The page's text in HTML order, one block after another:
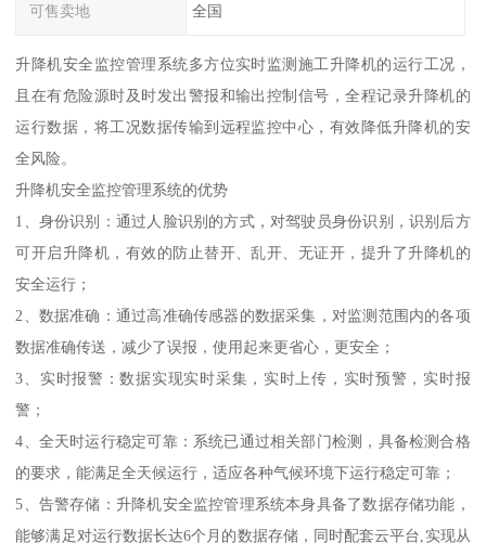
可售卖地 全国
升降机安全监控管理系统多方位实时监测施工升降机的运行工况，
且在有危险源时及时发出警报和输出控制信号，全程记录升降机的
运行数据，将工况数据传输到远程监控中心，有效降低升降机的安
全风险。
升降机安全监控管理系统的优势
1、身份识别：通过人脸识别的方式，对驾驶员身份识别，识别后方
可开启升降机，有效的防止替开、乱开、无证开，提升了升降机的
安全运行；
2、数据准确：通过高准确传感器的数据采集，对监测范围内的各项
数据准确传送，减少了误报，使用起来更省心，更安全；
3、实时报警：数据实现实时采集，实时上传，实时预警，实时报
警；
4、全天时运行稳定可靠：系统已通过相关部门检测，具备检测合格
的要求，能满足全天候运行，适应各种气候环境下运行稳定可靠；
5、告警存储：升降机安全监控管理系统本身具备了数据存储功能，
能够满足对运行数据长达6个月的数据存储，同时配套云平台,实现从